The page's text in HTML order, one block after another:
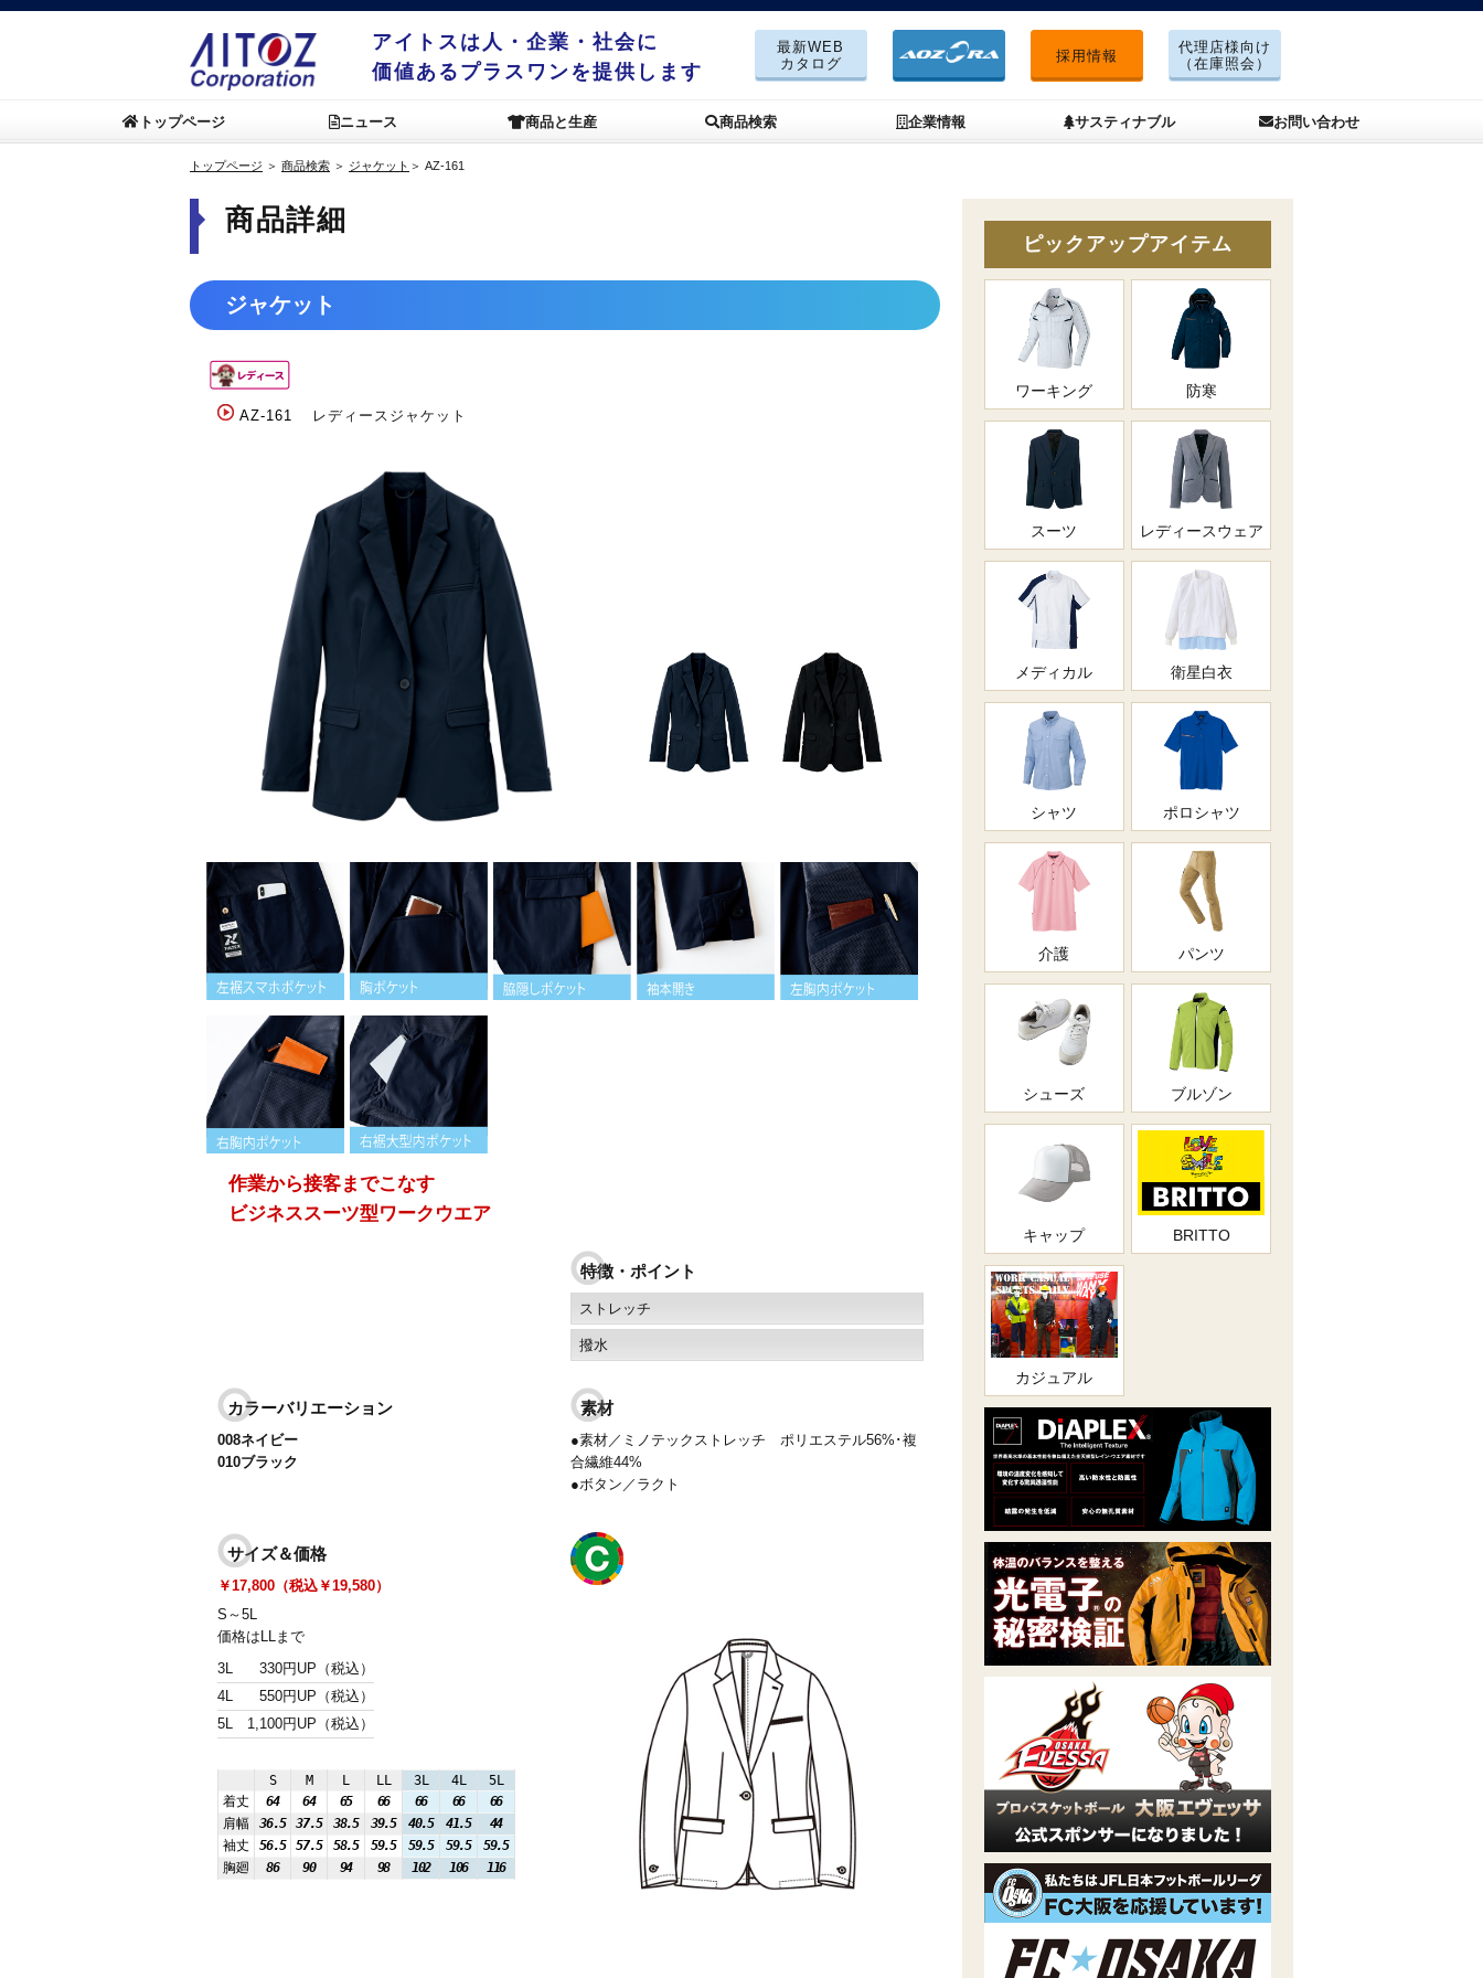
アイトスは人・企業・社会に
価値あるプラスワンを提供します
最新WEB
カタログ
採用情報
代理店様向け
（在庫照会）
トップページ ニュース 商品と生産 商品検索 企業情報 サスティナブル お問い合わせ
トップページ ＞ 商品検索 ＞ ジャケット ＞ AZ-161
商品詳細
ジャケット
AZ-161 レディースジャケット
作業から接客までこなす
ビジネススーツ型ワークウエア
特徴・ポイント
ストレッチ
撥水
カラーバリエーション
008ネイビー
010ブラック
素材
●素材／ミノテックストレッチ ポリエステル56%･複
合繊維44%
●ボタン／ラクト
サイズ＆価格
￥17,800（税込￥19,580）
S～5L
価格はLLまで
3L
330円UP（税込）
4L
550円UP（税込）
5L
1,100円UP（税込）
S M L LL 3L 4L
5L
着丈
64 64 65 66 66 66
66
肩幅
36.5 37.5 38.5 39.5 40.5 41.5
44
袖丈
56.5 57.5 58.5 59.5 59.5 59.5
59.5
胸廻
86 90 94 98 102 106 116
ピックアップアイテム
ワーキング 防寒
スーツ レディースウェア
メディカル 衛星白衣
シャツ ポロシャツ
介護 パンツ
シューズ ブルゾン
キャップ BRITTO
カジュアル